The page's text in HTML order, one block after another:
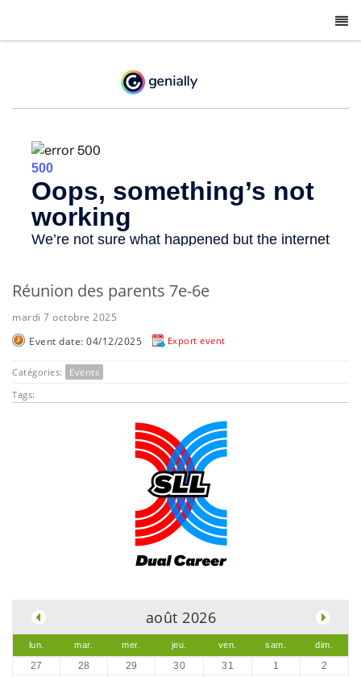
Réunion des parents 7e-6e
mardi 7 octobre 2025
Event date: 04/12/2025
Export event
Catégories:
Events
Tags:
août 2026
lun. mar. mer. jeu. ven. sam. dim.
27 28 29 30 31 1
2